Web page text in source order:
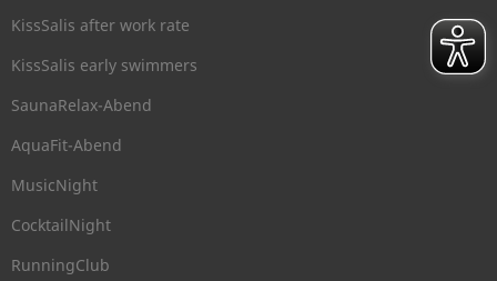
KissSalis after work rate
KissSalis early swimmers
SaunaRelax-Abend
AquaFit-Abend
MusicNight
CocktailNight
RunningClub